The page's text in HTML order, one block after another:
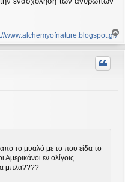
www.alchemyofnature.blogspot.gr/
ο
ρ
το μυαλό με το που είδα το
Αμερικάνοι εν ολίγοις
μπλα????